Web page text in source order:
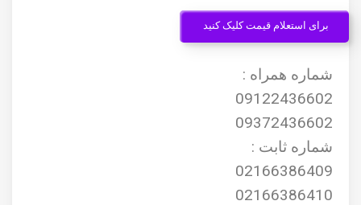
برای استعلام قیمت کلیک کنید
شماره همراه :
09122436602
09372436602
شماره ثابت :
02166386409
02166386410